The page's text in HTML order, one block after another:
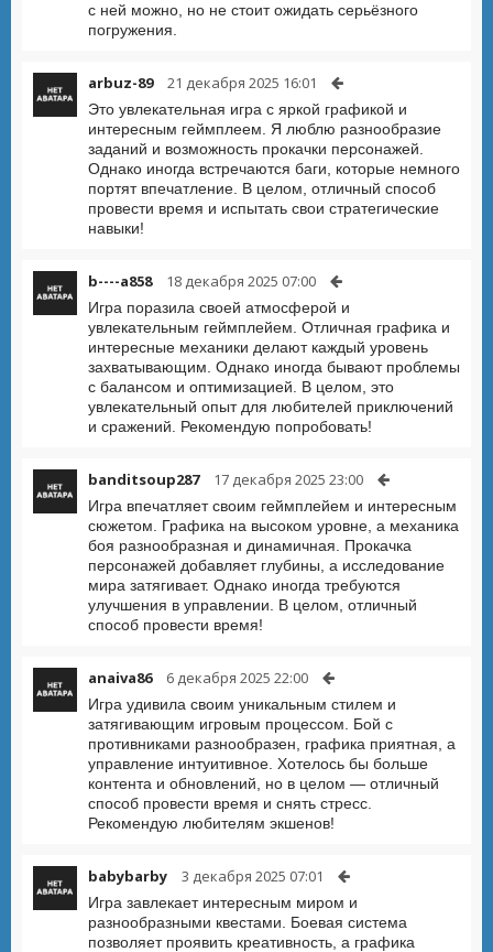
с ней можно, но не стоит ожидать серьёзного
погружения.
arbuz-89 21 декабря 2025 16:01
Это увлекательная игра с яркой графикой и
интересным геймплеем. Я люблю разнообразие
заданий и возможность прокачки персонажей.
Однако иногда встречаются баги, которые немного
портят впечатление. В целом, отличный способ
провести время и испытать свои стратегические
навыки!
b----a858 18 декабря 2025 07:00
Игра поразила своей атмосферой и
увлекательным геймплейем. Отличная графика и
интересные механики делают каждый уровень
захватывающим. Однако иногда бывают проблемы
с балансом и оптимизацией. В целом, это
увлекательный опыт для любителей приключений
и сражений. Рекомендую попробовать!
banditsoup287 17 декабря 2025 23:00
Игра впечатляет своим геймплейем и интересным
сюжетом. Графика на высоком уровне, а механика
боя разнообразная и динамичная. Прокачка
персонажей добавляет глубины, а исследование
мира затягивает. Однако иногда требуются
улучшения в управлении. В целом, отличный
способ провести время!
anaiva86 6 декабря 2025 22:00
Игра удивила своим уникальным стилем и
затягивающим игровым процессом. Бой с
противниками разнообразен, графика приятная, а
управление интуитивное. Хотелось бы больше
контента и обновлений, но в целом — отличный
способ провести время и снять стресс.
Рекомендую любителям экшенов!
babybarby 3 декабря 2025 07:01
Игра завлекает интересным миром и
разнообразными квестами. Боевая система
позволяет проявить креативность, а графика